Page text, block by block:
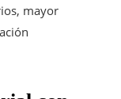
mayor